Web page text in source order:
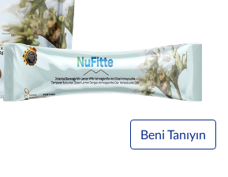
Beni Tanıyın